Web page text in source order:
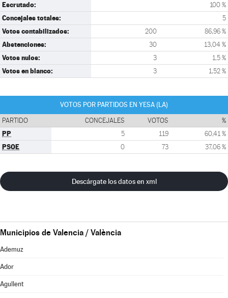
Escrutado: 100 %
Concejales totales: 5
Votos contabilizados: 200 86,96 %
Abstenciones: 30 13,04 %
Votos nulos: 3 1,5 %
Votos en blanco: 3 1,52 %
VOTOS POR PARTIDOS EN YESA (LA)
PARTIDO CONCEJALES VOTOS %
PP 5 119 60,41 %
PSOE 0 73 37,06 %
Descárgate los datos en xml
Municipios de Valencia / València
Ademuz
Ador
Agullent